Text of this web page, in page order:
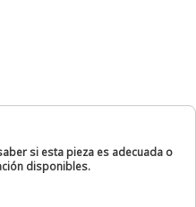
si esta pieza es adecuada o
disponibles.